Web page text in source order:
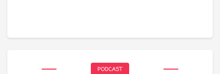
PODCAST